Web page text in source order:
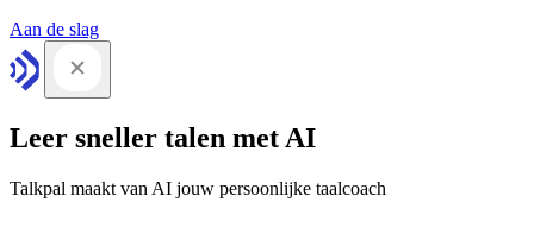
Aan de slag
Leer sneller talen met AI
Talkpal maakt van AI jouw persoonlijke taalcoach